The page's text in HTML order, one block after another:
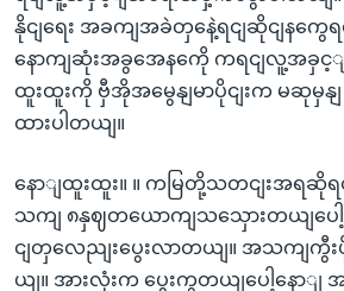
နိုငျရေး အခကျအခဲတှနေဲ့ရငျဆိုငျနကွေ
နောကျဆုံးအခွအေနကေို ကရငျလူ့အခှင့
ထူးထူးကို ဗှီအိုအမွေနျမာပိုငျးက မဆုမှနျ
ထားပါတယျ။
နောျထူးထူး။ ။ ကမြတို့သတငျးအရဆို
သကျ ၈နှဈတယောကျသသှေားတယျပေါ့
ငျတှလေညျးပွေးလာတယျ။ အသကျကွီး
ယျ။ အားလုံးက ပွေးကွတယျပေါ့နော